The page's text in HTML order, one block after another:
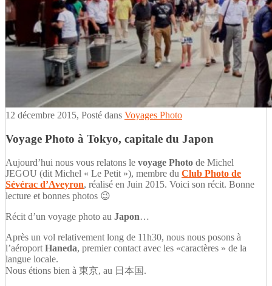
12 décembre 2015, Posté dans Voyages Photo
Voyage Photo à Tokyo, capitale du Japon
Aujourd’hui nous vous relatons le voyage Photo de Michel
JEGOU (dit Michel « Le Petit »), membre du Club Photo de
Sévérac d’Aveyron, réalisé en Juin 2015. Voici son récit. Bonne
lecture et bonnes photos 😉
Récit d’un voyage photo au Japon…
Après un vol relativement long de 11h30, nous nous posons à
l’aéroport Haneda, premier contact avec les «caractères » de la
langue locale.
Nous étions bien à 東京, au 日本国.